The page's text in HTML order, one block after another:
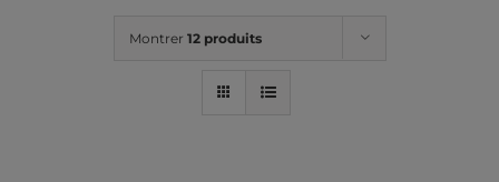
Montrer 12 produits